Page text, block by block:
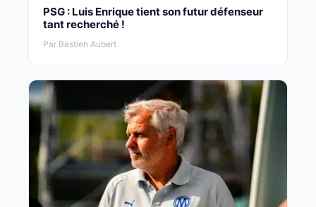
PSG : Luis Enrique tient son futur défenseur
tant recherché !
Par Bastien Aubert